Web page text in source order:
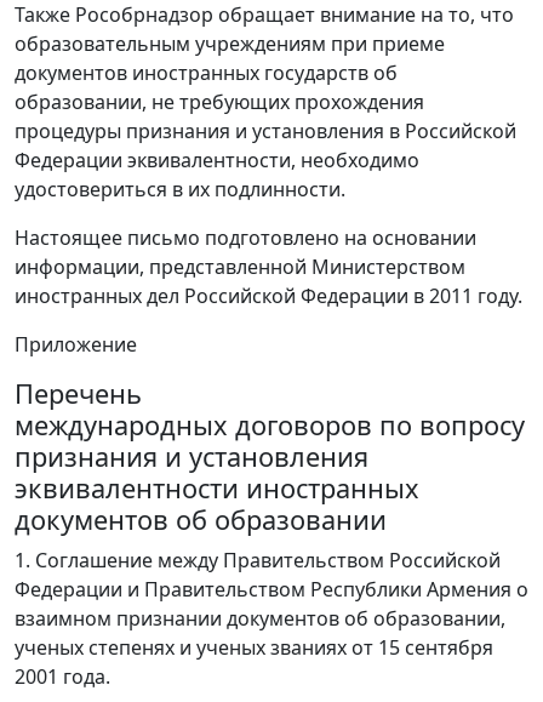
Также Рособрнадзор обращает внимание на то, что
образовательным учреждениям при приеме
документов иностранных государств об
образовании, не требующих прохождения
процедуры признания и установления в Российской
Федерации эквивалентности, необходимо
удостовериться в их подлинности.
Настоящее письмо подготовлено на основании
информации, представленной Министерством
иностранных дел Российской Федерации в 2011 году.
Приложение
Перечень
международных договоров по вопросу
признания и установления
эквивалентности иностранных
документов об образовании
1. Соглашение между Правительством Российской
Федерации и Правительством Республики Армения о
взаимном признании документов об образовании,
ученых степенях и ученых званиях от 15 сентября
2001 года.